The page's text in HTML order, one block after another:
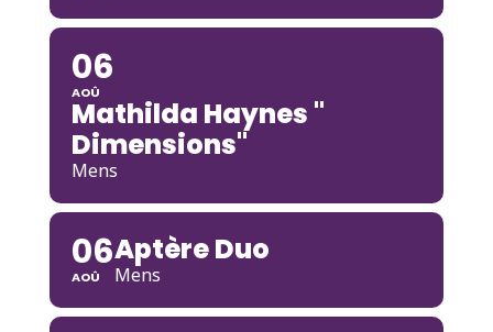
06
AOÛ
Mathilda Haynes "
Dimensions"
Mens
06
AOÛ
Aptère Duo
Mens